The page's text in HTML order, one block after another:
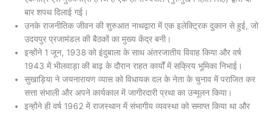
बार शपथ दिलाई गई।
उनके राजनीतिक जीवन की शुरुआत नाथद्वारा में एक इलेक्ट्रिक दुकान से हुई, जो
उदयपुर प्रजामंडल की बैठकों का मुख्य केंद्र बनी।
इन्होंने 1 जून, 1938 को इंदुबाला के साथ अंतरजातीय विवाह किया और वर्ष
1943 में भीलवाड़ा की बाढ़ के दौरान राहत कार्यों में सक्रिय भूमिका निभाई।
सुखाड़िया ने जयनारायण व्यास को विधायक दल के नेता के चुनाव में पराजित कर
सत्ता संभाली और अपने कार्यकाल में जागीरदारी प्रथा का उन्मूलन किया।
इन्होंने ही वर्ष 1962 में राजस्थान में संभागीय व्यवस्था को समाप्त किया था और